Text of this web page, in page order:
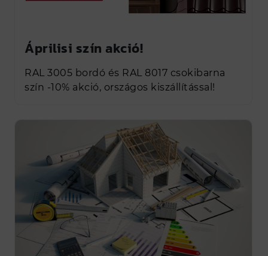
Áprilisi szín akció!
RAL 3005 bordó és RAL 8017 csokibarna
szín -10% akció, országos kiszállítással!